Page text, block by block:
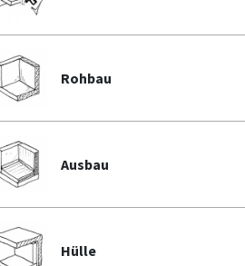
Rohbau
Ausbau
Hülle